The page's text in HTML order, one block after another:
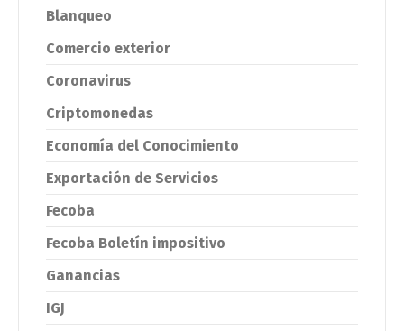
Blanqueo
Comercio exterior
Coronavirus
Criptomonedas
Economía del Conocimiento
Exportación de Servicios
Fecoba
Fecoba Boletín impositivo
Ganancias
IGJ